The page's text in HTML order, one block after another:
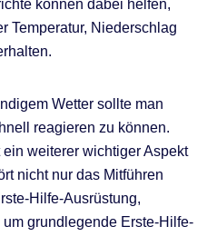
können dabei helfen,
Temperatur, Niederschlag
Wetter sollte man
reagieren zu können.
weiterer wichtiger Aspekt
nicht nur das Mitführen
Hilfe-Ausrüstung,
grundlegende Erste-Hilfe-